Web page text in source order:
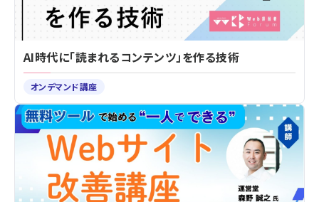
AI時代に「読まれるコンテンツ」を作る技術
オンデマンド講座